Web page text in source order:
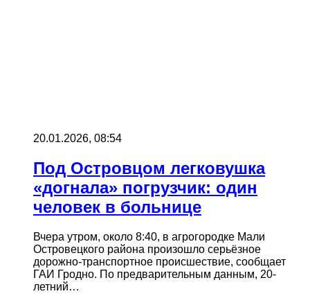
20.01.2026, 08:54
Под Островцом легковушка
«догнала» погрузчик: один
человек в больнице
Вчера утром, около 8:40, в агрогородке Мали
Островецкого района произошло серьёзное
дорожно-транспортное происшествие, сообщает
ГАИ Гродно. По предварительным данным, 20-
летний…